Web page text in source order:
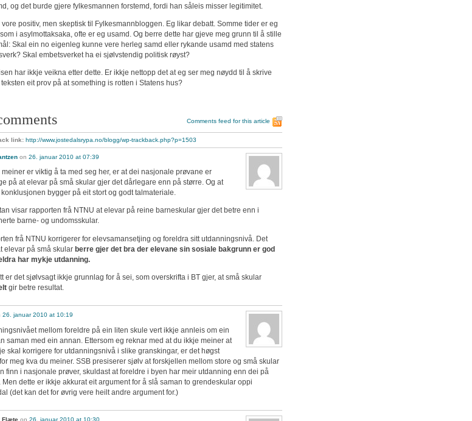
og det burde gjere fylkesmannen forstemd, fordi han såleis misser legitimitet.
vore positiv, men skeptisk til Fylkesmannbloggen. Eg likar debatt. Somme tider er eg
i asylmottaksaka, ofte er eg usamd. Og berre dette har gjeve meg grunn til å stille
Skal ein no eigenleg kunne vere herleg samd eller rykande usamd med statens
Skal embetsverket ha ei sjølvstendig politisk røyst?
har ikkje veikna etter dette. Er ikkje nettopp det at eg ser meg nøydd til å skrive
eit prov på at something is rotten i Statens hus?
Comments feed for this article
link: http://www.jostedalsrypa.no/blogg/wp-trackback.php?p=1503
on 26. januar 2010 at 07:39
meiner er viktig å ta med seg her, er at dei nasjonale prøvane er
på at elevar på små skular gjer det dårlegare enn på større. Og at
bygger på eit stort og godt talmateriale.
visar rapporten frå NTNU at elevar på reine barneskular gjer det betre enn i
barne- og undomsskular.
frå NTNU korrigerer for elevsamansetjing og foreldra sitt utdanningsnivå. Det
elevar på små skular berre gjer det bra der elevane sin sosiale bakgrunn er god
har mykje utdanning.
er det sjølvsagt ikkje grunnlag for å sei, som overskrifta i BT gjer, at små skular
gir betre resultat.
26. januar 2010 at 10:19
mellom foreldre på ein liten skule vert ikkje annleis om ein
saman med ein annan. Ettersom eg reknar med at du ikkje meiner at
skal korrigere for utdanningsnivå i slike granskingar, er det høgst
meg kva du meiner. SSB presiserer sjølv at forskjellen mellom store og små skular
finn i nasjonale prøver, skuldast at foreldre i byen har meir utdanning enn dei på
Men dette er ikkje akkurat eit argument for å slå saman to grendeskular oppi
(det kan det for øvrig vere heilt andre argument for.)
Flæte on 26. januar 2010 at 10:30